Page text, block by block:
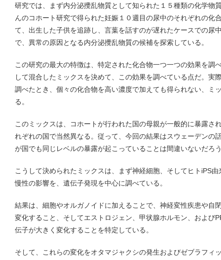
研究では、まず内分泌攪乱物質として知られた１５種類の化学物
んのコホート研究で得られた妊娠１０週目の尿中のそれぞれの化
て、出生した子供を追跡し、言葉を話すのが遅れたケースでの尿
で、異常の原因となる内分泌攪乱物質の候補を探索している。
この研究の最大の特徴は、特定された化合物一つ一つの効果を調
して混合したミックスを決めて、この効果を調べている点だ。実
調べたとき、個々の化合物を高い濃度で加えても得られない、ミ
る。
このミックスは、コホートが行われた国の母親が一般的に暴露さ
れぞれの国で当然異なる。従って、今回の結果はスウェーデンの
が国でも同じレベルの暴露が起こっていることは間違いないだろ
こうして決められたミックスは、まず神経細胞、そしてヒトiPS
慢性の影響を、遺伝子発現を中心に調べている。
結果は、細胞やオルガノイドに加えることで、神経変性疾患や自
変化すること、そしてエストロジェン、甲状腺ホルモン、および
伝子が大きく変化することを特定している。
そして、これらの変化をオタマジャクシの発生およびゼブラフィ